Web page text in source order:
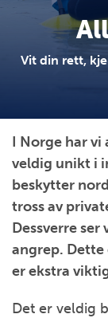
Vit din rett,
I Norge har vi
veldig unikt i
beskytter
tross av
Dessverre
angrep. Dette
er ekstra
Det er veldig